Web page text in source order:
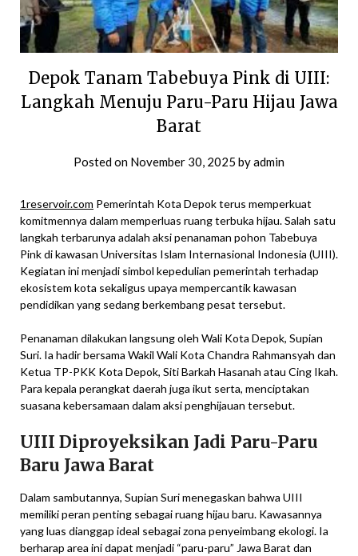
Depok Tanam Tabebuya Pink di UIII:
Langkah Menuju Paru-Paru Hijau Jawa
Barat
Posted on November 30, 2025 byadmin
1reservoir.com Pemerintah Kota Depok terus memperkuat
komitmennya dalam memperluas ruang terbuka hijau. Salah satu
langkah terbarunya adalah aksi penanaman pohon Tabebuya
Pink di kawasan Universitas Islam Internasional Indonesia (UIII).
Kegiatan ini menjadi simbol kepedulian pemerintah terhadap
ekosistem kota sekaligus upaya mempercantik kawasan
pendidikan yang sedang berkembang pesat tersebut.
Penanaman dilakukan langsung oleh Wali Kota Depok, Supian
Suri. Ia hadir bersama Wakil Wali Kota Chandra Rahmansyah dan
Ketua TP-PKK Kota Depok, Siti Barkah Hasanah atau Cing Ikah.
Para kepala perangkat daerah juga ikut serta, menciptakan
suasana kebersamaan dalam aksi penghijauan tersebut.
UIII Diproyeksikan Jadi Paru-Paru
Baru Jawa Barat
Dalam sambutannya, Supian Suri menegaskan bahwa UIII
memiliki peran penting sebagai ruang hijau baru. Kawasannya
yang luas dianggap ideal sebagai zona penyeimbang ekologi. Ia
berharap area ini dapat menjadi “paru-paru” Jawa Barat dan